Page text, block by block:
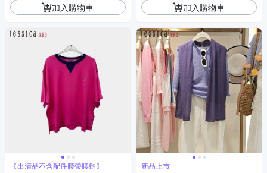
加入購物車
【出清品不含配件腰帶腰鏈】
加入購物車
新品上市